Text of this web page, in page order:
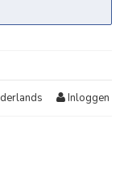
Inloggen